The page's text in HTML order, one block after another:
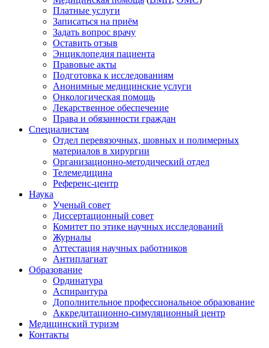
Платные услуги
Записаться на приём
Задать вопрос врачу
Оставить отзыв
Энциклопедия пациента
Правовые акты
Подготовка к исследованиям
Анонимные медицинские услуги
Онкологическая помощь
Лекарственное обеспечение
Права и обязанности граждан
Специалистам
Отдел перевязочных, шовных и полимерных
материалов в хирургии
Организационно-методический отдел
Телемедицина
Референс-центр
Наука
Ученый совет
Диссертационный совет
Комитет по этике научных исследований
Журналы
Аттестация научных работников
Антиплагиат
Образование
Ординатура
Аспирантура
Дополнительное профессиональное образование
Аккредитационно-симуляционный центр
Медицинский туризм
Контакты